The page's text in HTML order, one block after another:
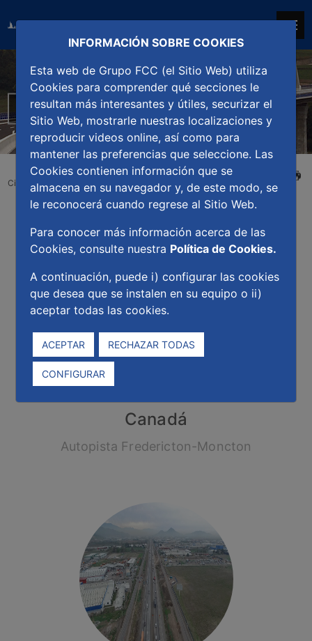
INFORMACIÓN SOBRE COOKIES
Esta web de Grupo FCC (el Sitio Web) utiliza
Cookies para comprender qué secciones le
resultan más interesantes y útiles, securizar el
Sitio Web, mostrarle nuestras localizaciones y
reproducir videos online, así como para
mantener las preferencias que seleccione. Las
Cookies contienen información que se
almacena en su navegador y, de este modo, se
le reconocerá cuando regrese al Sitio Web.
Para conocer más información acerca de las
Cookies, consulte nuestra Política de Cookies.
A continuación, puede i) configurar las cookies
que desea que se instalen en su equipo o ii)
aceptar todas las cookies.
ACEPTAR RECHAZAR TODAS
CONFIGURAR
Carreteras
Ciudad FCC Tipo de construcción Carreteras
Canadá
Autopista Fredericton-Moncton